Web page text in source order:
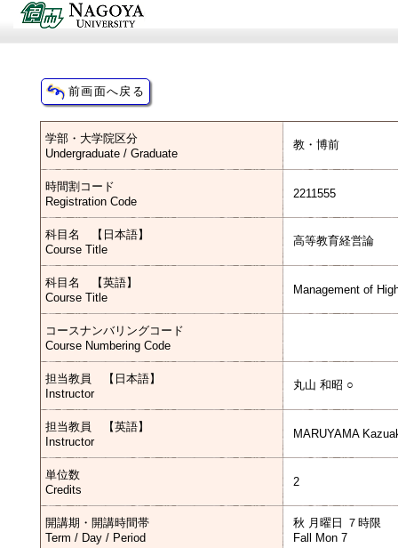
学部・大学院区分
Undergraduate / Graduate
教・博前
時間割コード
Registration Code
2211555
科目名 【日本語】
Course Title
高等教育経営論
科目名 【英語】
Course Title
Management of
コースナンバリングコード
Course Numbering Code
担当教員 【日本語】
Instructor
丸山 和昭 ○
担当教員 【英語】
Instructor
MARUYAMA
単位数
Credits
2
開講期・開講時間帯
Term / Day / Period
秋 月曜日 ７時限
Fall Mon 7